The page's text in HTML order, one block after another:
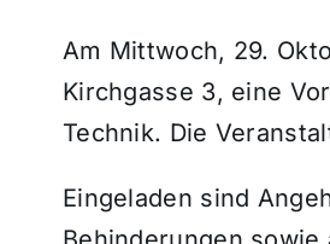
Am Mittwoch, 29.
Kirchgasse 3, eine
Technik. Die
Eingeladen sind